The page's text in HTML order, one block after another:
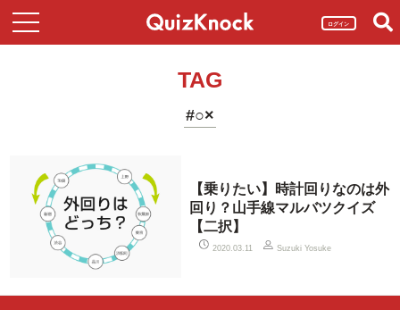
ログイン
TAG
#○×
【乗りたい】時計回りなのは外
回り？山手線マルバツクイズ
【二択】
2020.03.11 Suzuki Yosuke